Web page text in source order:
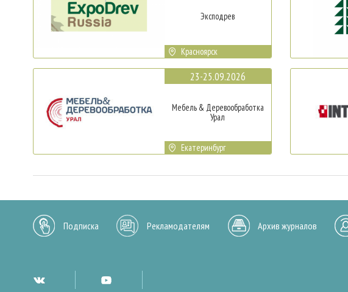
Эксподрев
Красноярск
23-25.09.2026
Мебель & Деревообработка
Урал
Екатеринбург
Подписка Рекламодателям Архив журналов